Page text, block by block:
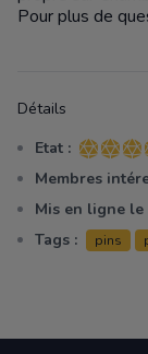
Pour plus de
Détails
Etat : 4 sur 5
Membres
Mis en ligne le
Tags :
pins